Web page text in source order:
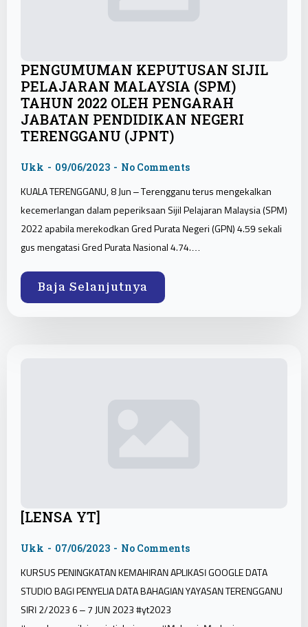
PENGUMUMAN KEPUTUSAN SIJIL
PELAJARAN MALAYSIA (SPM)
TAHUN 2022 OLEH PENGARAH
JABATAN PENDIDIKAN NEGERI
TERENGGANU (JPNT)
Ukk 09/06/2023 No Comments
KUALA TERENGGANU, 8 Jun – Terengganu terus mengekalkan
kecemerlangan dalam peperiksaan Sijil Pelajaran Malaysia (SPM)
2022 apabila merekodkan Gred Purata Negeri (GPN) 4.59 sekali
gus mengatasi Gred Purata Nasional 4.74.…
Baja Selanjutnya
[LENSA YT]
Ukk 07/06/2023 No Comments
KURSUS PENINGKATAN KEMAHIRAN APLIKASI GOOGLE DATA
STUDIO BAGI PENYELIA DATA BAHAGIAN YAYASAN TERENGGANU
SIRI 2/2023 6 – 7 JUN 2023 #yt2023